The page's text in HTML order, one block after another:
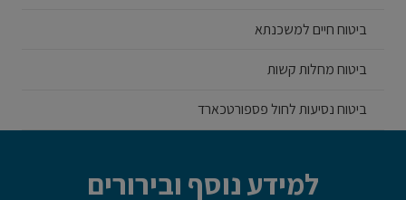
ביטוח חיים למשכנתא
ביטוח מחלות קשות
ביטוח נסיעות לחול פספורטכארד
למידע נוסף ובירורים